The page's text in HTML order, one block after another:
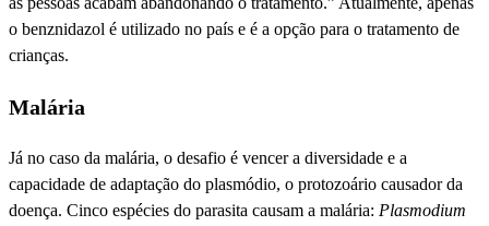
o benznidazol é utilizado no país e é a opção para o tratamento de
crianças.
Malária
Já no caso da malária, o desafio é vencer a diversidade e a
capacidade de adaptação do plasmódio, o protozoário causador da
doença. Cinco espécies do parasita causam a malária: Plasmodium